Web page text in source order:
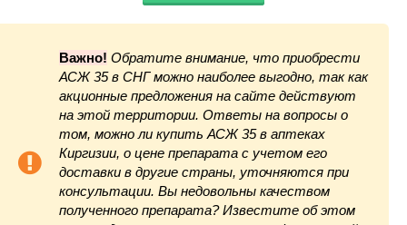
Важно! Обратите внимание, что приобрести
АСЖ 35 в СНГ можно наиболее выгодно, так как
акционные предложения на сайте действуют
на этой территории. Ответы на вопросы о
том, можно ли купить АСЖ 35 в аптеках
Киргизии, о цене препарата с учетом его
доставки в другие страны, уточняются при
консультации. Вы недовольны качеством
полученного препарата? Известите об этом